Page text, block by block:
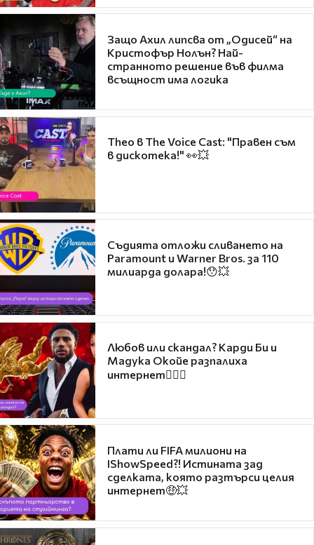
Защо Ахил липсва от „Одисей“ на
Кристофър Нолън? Най-
странното решение във филма
всъщност има логика
Theo в The Voice Cast: "Правен съм
в дискотека!" 👀💥
Съдията отложи сливането на
Paramount и Warner Bros. за 110
милиарда долара!😯💥
Любов или скандал? Карди Би и
Мадука Окойе разпалиха
интернет❤️‍🔥🔥
Плати ли FIFA милиони на
IShowSpeed?! Истината зад
сделката, която разтърси целия
интернет🤑💥